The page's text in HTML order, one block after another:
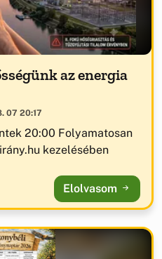
az energia
07 20:17
20:00 Folyamatosan
kezelésében
Elolvasom